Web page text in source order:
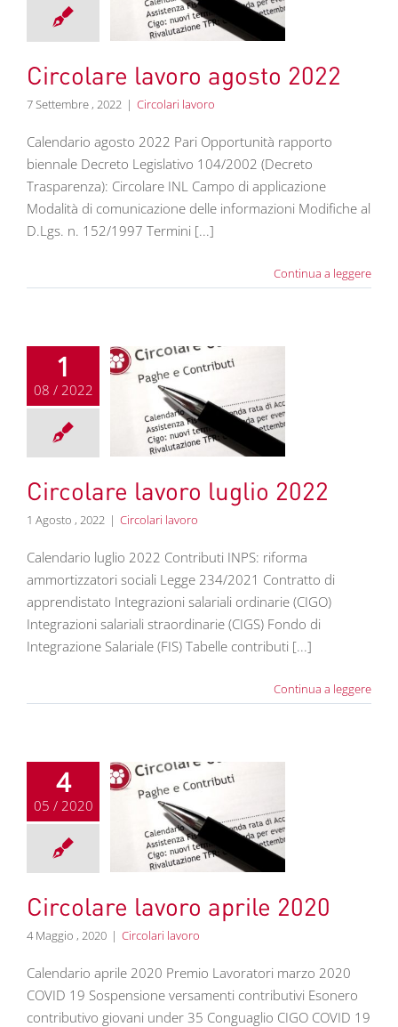
lavoro
Circolare lavoro agosto 2022
7 Settembre , 2022 | Circolari lavoro
Calendario agosto 2022 Pari Opportunità rapporto
biennale Decreto Legislativo 104/2002 (Decreto
Trasparenza): Circolare INL Campo di applicazione
Modalità di comunicazione delle informazioni Modifiche al
D.Lgs. n. 152/1997 Termini [...]
Continua a leggere
1
08 / 2022
lavoro luglio
lavoro
Circolare lavoro luglio 2022
1 Agosto , 2022 | Circolari lavoro
Calendario luglio 2022 Contributi INPS: riforma
ammortizzatori sociali Legge 234/2021 Contratto di
apprendistato Integrazioni salariali ordinarie (CIGO)
Integrazioni salariali straordinarie (CIGS) Fondo di
Integrazione Salariale (FIS) Tabelle contributi [...]
Continua a leggere
4
05 / 2020
lavoro aprile
lavoro
Circolare lavoro aprile 2020
4 Maggio , 2020 | Circolari lavoro
Calendario aprile 2020 Premio Lavoratori marzo 2020
COVID 19 Sospensione versamenti contributivi Esonero
contributivo giovani under 35 Conguaglio CIGO COVID 19